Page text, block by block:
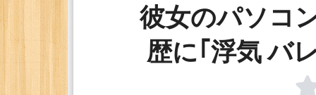
彼女のパソコ
歴に｢浮気 バ